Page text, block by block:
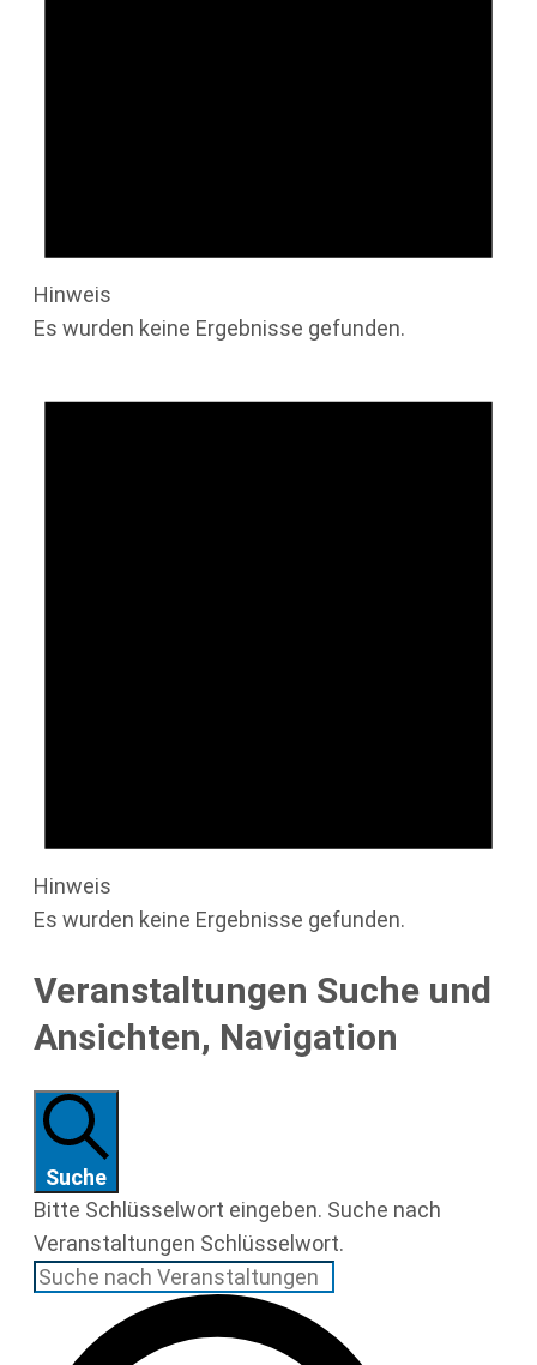
Hinweis
Es wurden keine Ergebnisse gefunden.
Hinweis
Es wurden keine Ergebnisse gefunden.
Veranstaltungen Suche und
Ansichten, Navigation
Suche
Bitte Schlüsselwort eingeben. Suche nach
Veranstaltungen Schlüsselwort.